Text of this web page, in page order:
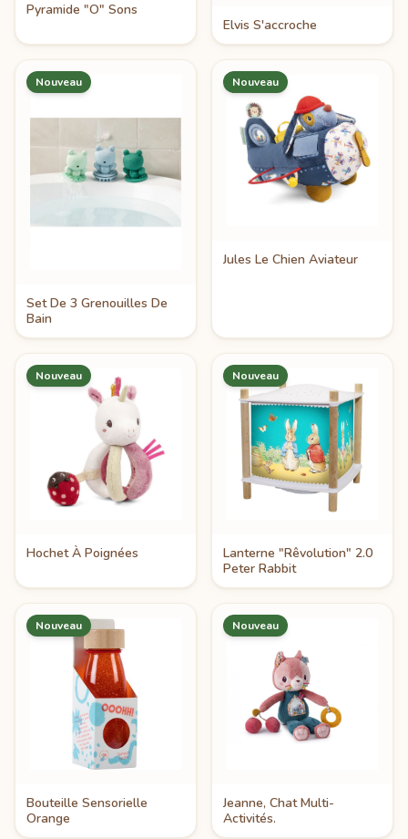
Pyramide "O" Sons
Elvis S'accroche
Nouveau
Set De 3 Grenouilles De
Bain
Nouveau
Jules Le Chien Aviateur
Nouveau
Hochet À Poignées
Nouveau
Lanterne "Rêvolution" 2.0
Peter Rabbit
Nouveau
Bouteille Sensorielle
Orange
Nouveau
Jeanne, Chat Multi-
Activités.